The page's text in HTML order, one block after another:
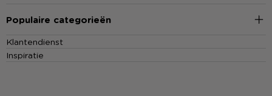
Populaire categorieën
Klantendienst
Inspiratie